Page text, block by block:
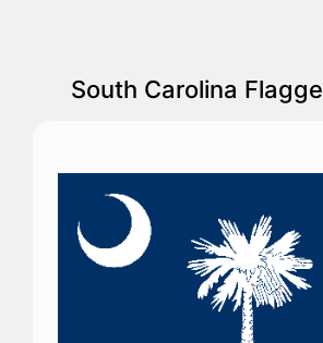
South Carolina Flagge